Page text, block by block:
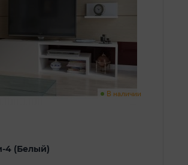
В наличии
4 (Белый)